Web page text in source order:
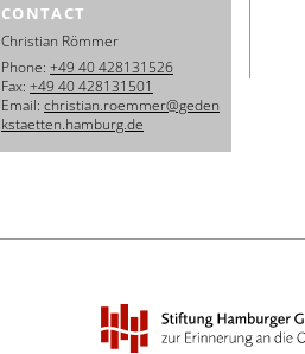
CONTACT
Christian Römmer
Phone: +49 40 428131526
Fax: +49 40 428131501
Email: christian.roemmer@geden
kstaetten.hamburg.de